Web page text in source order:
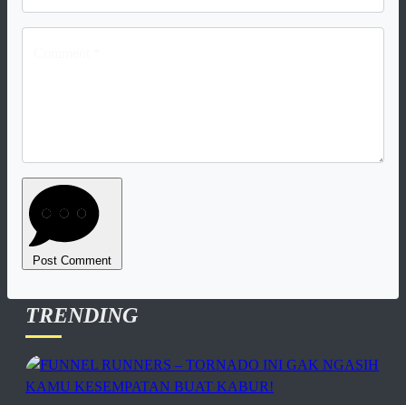
Post Comment
TRENDING